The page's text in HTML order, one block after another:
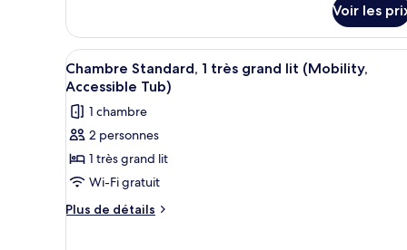
chambre
Chambre
Standard
Voir les
Afficher
toutes
les
photos
pour
ce
type
de
Une chambre d’hôtel avec
3
Chambre Standard, 1 très grand lit (Mobility,
Accessible Tub)
1 chambre
2 personnes
1 très grand lit
Wi-Fi gratuit
Plus de détails
Plus